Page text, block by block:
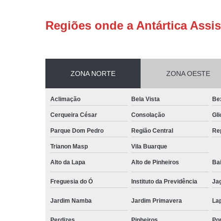
Regiões onde a Antártica
ZONA NORTE ZONA OESTE
Aclimação Bela Vista
Cerqueira César Consolação
Parque Dom Pedro Região Central
Trianon Masp Vila Buarque
Alto da Lapa Alto de Pinheiros
Freguesia do Ó Instituto da Previdência
Jardim Namba Jardim Primavera